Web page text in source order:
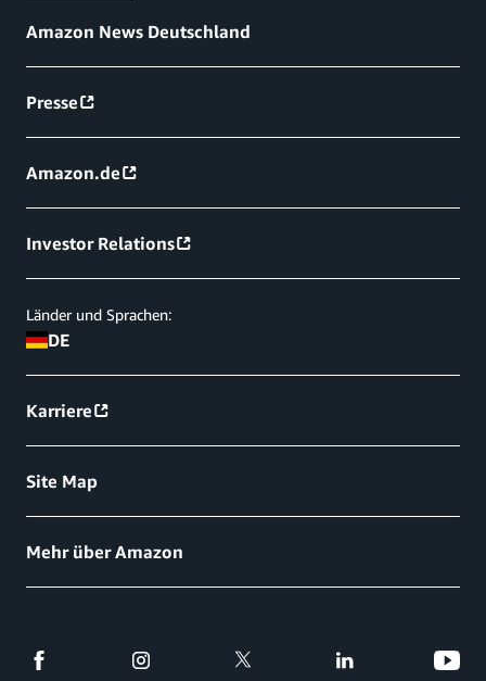
Amazon News Deutschland
Presse
Amazon.de
Investor Relations
Länder und Sprachen:
DE
Karriere
Site Map
Mehr über Amazon